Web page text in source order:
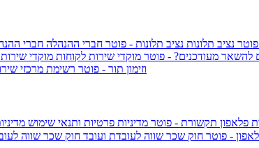
נציב תלונות נציב תלונות - פוטר חברי ההנהלה חברי
להשאר מעודכנים? - פוטר מוקדי שירות לקוחות מוקדי
וזימון תור - פוטר רשימת מרכזי
פלאפון תקשורת - פוטר מדיניות פרטיות ותנאי שימוש
- פוטר חוק שכר שווה לעובדת ועובד חוק שכר שווה